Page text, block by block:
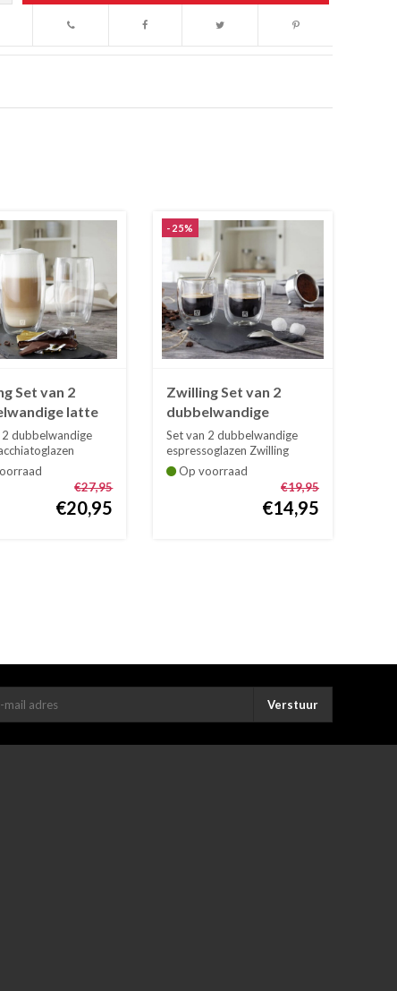
Set van 2
latte
35 cl
2 dubbelwandige
€27,95
€20,95
-25%
Zwilling Set van 2
dubbelwandige
espressoglazen
Sorrento 8 cl
Set van 2 dubbelwandige
espressoglazen Zwilling
Sorrento 8 c...
Op voorraad
€19,95
€14,95
Verstuur